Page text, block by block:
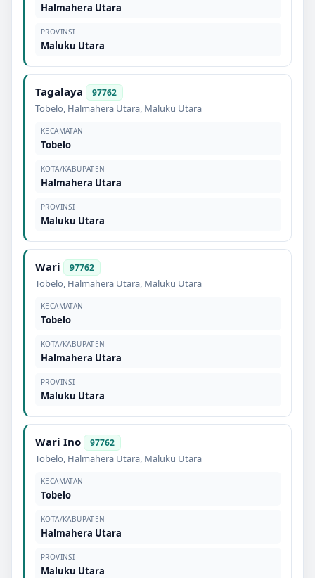
Halmahera Utara
PROVINSI
Maluku Utara
Tagalaya 97762
Tobelo, Halmahera Utara, Maluku Utara
KECAMATAN
Tobelo
KOTA/KABUPATEN
Halmahera Utara
PROVINSI
Maluku Utara
Wari 97762
Tobelo, Halmahera Utara, Maluku Utara
KECAMATAN
Tobelo
KOTA/KABUPATEN
Halmahera Utara
PROVINSI
Maluku Utara
Wari Ino 97762
Tobelo, Halmahera Utara, Maluku Utara
KECAMATAN
Tobelo
KOTA/KABUPATEN
Halmahera Utara
PROVINSI
Maluku Utara